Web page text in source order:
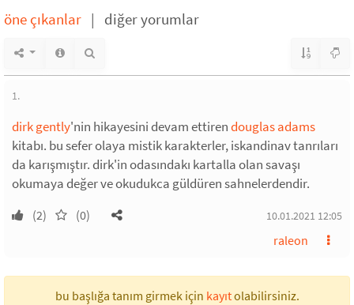
öne çıkanlar | diğer yorumlar
1.
dirk gently'nin hikayesini devam ettirendouglas adams
kitabı. bu sefer olaya mistik karakterler, iskandinav tanrıları
da karışmıştır. dirk'in odasındakı kartalla olan savaşı
okumaya değer ve okudukca güldüren sahnelerdendir.
(2) (0) 10.01.2021 12:05
raleon
bu başlığa tanım girmek için kayıtolabilirsiniz.